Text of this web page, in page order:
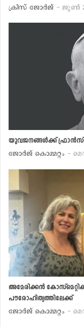
ക്രിസ് ജോര്‍ജ് - ജൂണ്‍
യുവജനങ്ങള്‍ക്ക്
ജോര്‍ജ് കൊമ്മറ്റം -
അമേരിക്കന്‍
പൗരോഹിത്യത്തിലേക്ക്
ജോര്‍ജ് കൊമ്മറ്റം -